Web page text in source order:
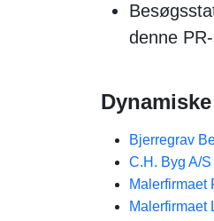
denne
Bjerregrav
C.H. Byg A/S
Malerfirmaet
Malerfirmaet